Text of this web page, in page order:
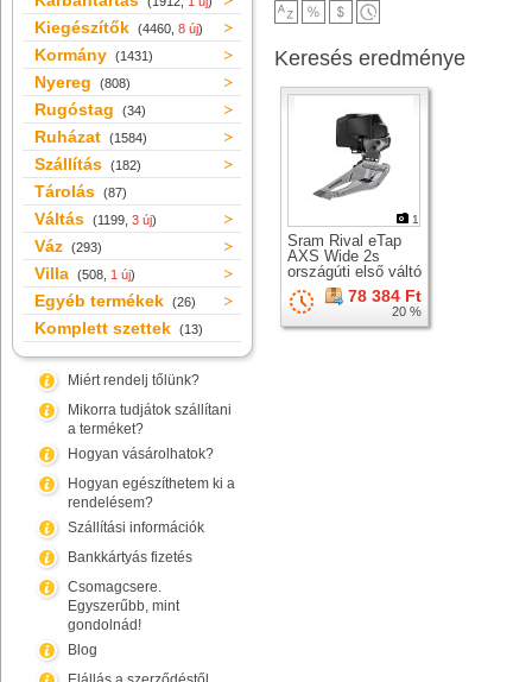
Kiegészítők (4460, 8 új)
Kormány (1431)
Nyereg (808)
Rugóstag (34)
Ruházat (1584)
Szállítás (182)
Tárolás (87)
Váltás (1199, 3 új)
Váz (293)
Villa (508, 1 új)
Egyéb termékek (26)
Komplett szettek (13)
Miért rendelj tőlünk?
Mikorra tudjátok szállítani
a terméket?
Hogyan vásárolhatok?
Hogyan egészíthetem ki a
rendelésem?
Szállítási információk
Bankkártyás fizetés
Csomagcsere.
Egyszerűbb, mint
gondolnád!
Blog
Keresés eredménye
1
Sram Rival eTap
AXS Wide 2s
országúti első váltó
78 384 Ft
20 %